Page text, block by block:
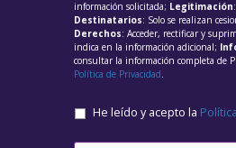
información solicitada; Legitimación
Destinatarios: Solo se realizan
Derechos: Acceder, rectificar y
indica en la información adicional;
consultar la información completa de
Política de Privacidad.
He leído y acepto la